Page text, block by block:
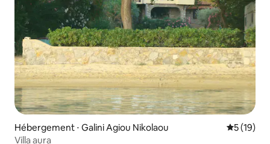
Hébergement ⋅ Galini Agiou Nikolaou
5 (19)
Villa aura